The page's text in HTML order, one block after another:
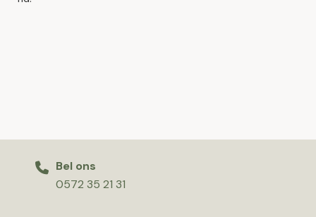
Bel ons
0572 35 21 31